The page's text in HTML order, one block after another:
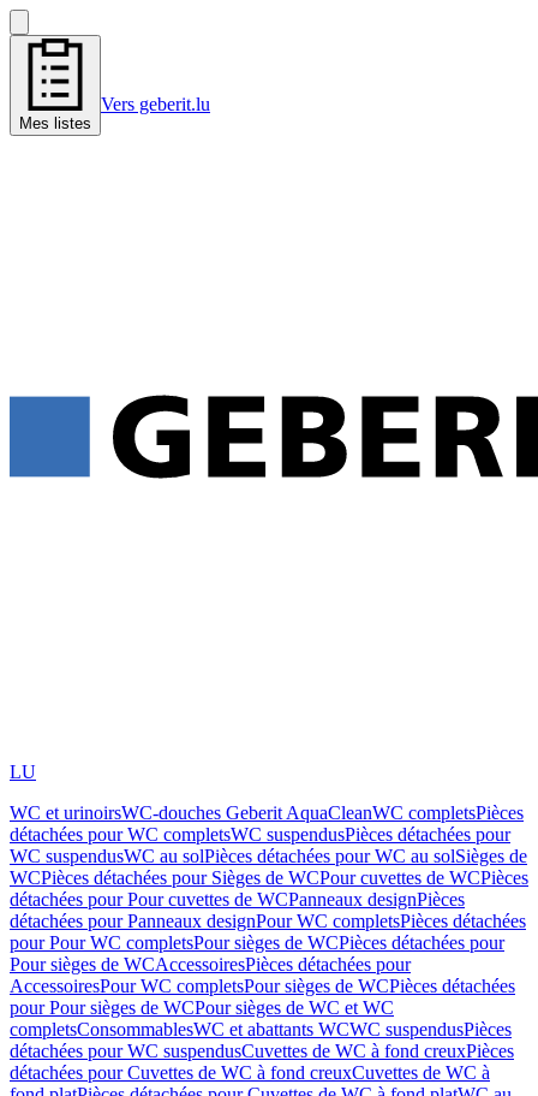
Mes listes
Vers geberit.lu
LU
WC et urinoirsWC-douches Geberit AquaCleanWC completsPièces
détachées pour WC completsWC suspendusPièces détachées pour
WC suspendusWC au solPièces détachées pour WC au solSièges de
WCPièces détachées pour Sièges de WCPour cuvettes de WCPièces
détachées pour Pour cuvettes de WCPanneaux designPièces
détachées pour Panneaux designPour WC completsPièces détachées
pour Pour WC completsPour sièges de WCPièces détachées pour
Pour sièges de WCAccessoiresPièces détachées pour
AccessoiresPour WC completsPour sièges de WCPièces détachées
pour Pour sièges de WCPour sièges de WC et WC
completsConsommablesWC et abattants WCWC suspendusPièces
détachées pour WC suspendusCuvettes de WC à fond creuxPièces
détachées pour Cuvettes de WC à fond creuxCuvettes de WC à